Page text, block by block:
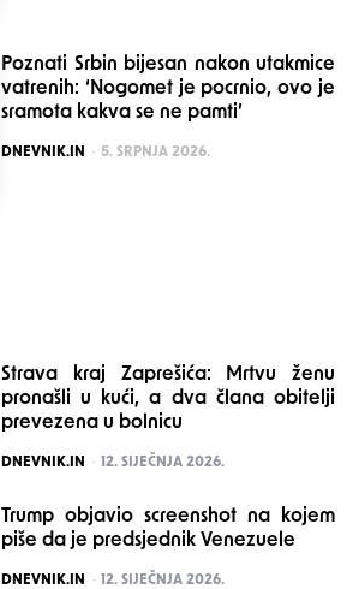
Poznati Srbin bijesan nakon utakmice
vatrenih: ‘Nogomet je pocrnio, ovo je
sramota kakva se ne pamti’
POSTED
DNEVNIK.IN 5. SRPNJA 2026.
Strava kraj Zaprešića: Mrtvu ženu
pronašli u kući, a dva člana obitelji
prevezena u bolnicu
POSTED
DNEVNIK.IN 12. SIJEČNJA 2026.
Trump objavio screenshot na kojem
piše da je predsjednik Venezuele
POSTED
DNEVNIK.IN 12. SIJEČNJA 2026.